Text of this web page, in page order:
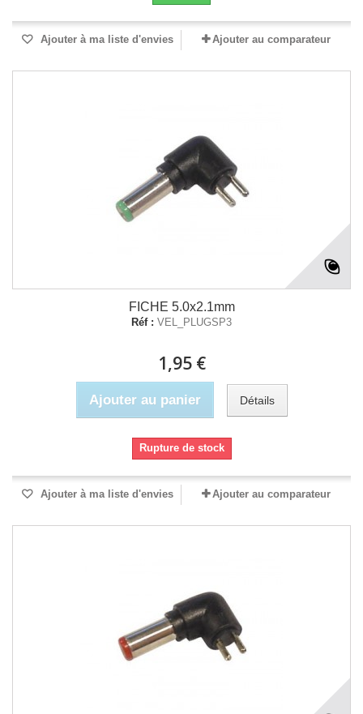
Ajouter à ma liste d'envies Ajouter au comparateur
FICHE 5.0x2.1mm
Réf : VEL_PLUGSP3
1,95 €
Ajouter au panier Détails
Rupture de stock
Ajouter à ma liste d'envies Ajouter au comparateur